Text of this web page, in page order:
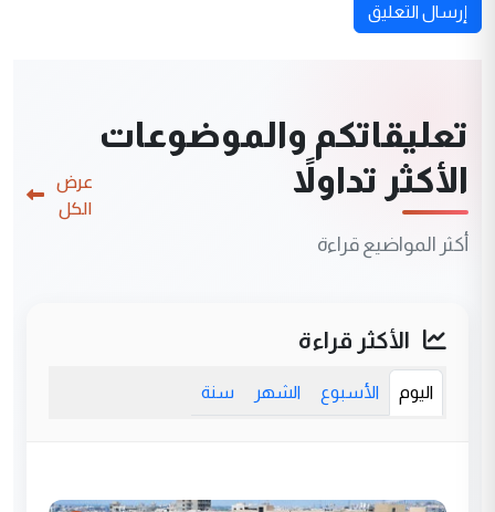
إرسال التعليق
تعليقاتكم والموضوعات
الأكثر تداولاً
أكثر المواضيع قراءة
عرض
الكل
الأكثر قراءة
اليوم الأسبوع الشهر سنة